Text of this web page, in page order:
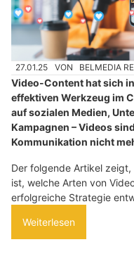
27.01.25 VON BELMEDIA
Video-Content hat sich
effektiven Werkzeug im
auf sozialen Medien,
Kampagnen – Videos
Kommunikation nicht
Der folgende Artikel
ist, welche Arten von
erfolgreiche Strategie
Weiterlesen